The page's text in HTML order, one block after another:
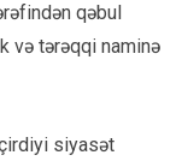
qəbul
və tərəqqi naminə
siyasət